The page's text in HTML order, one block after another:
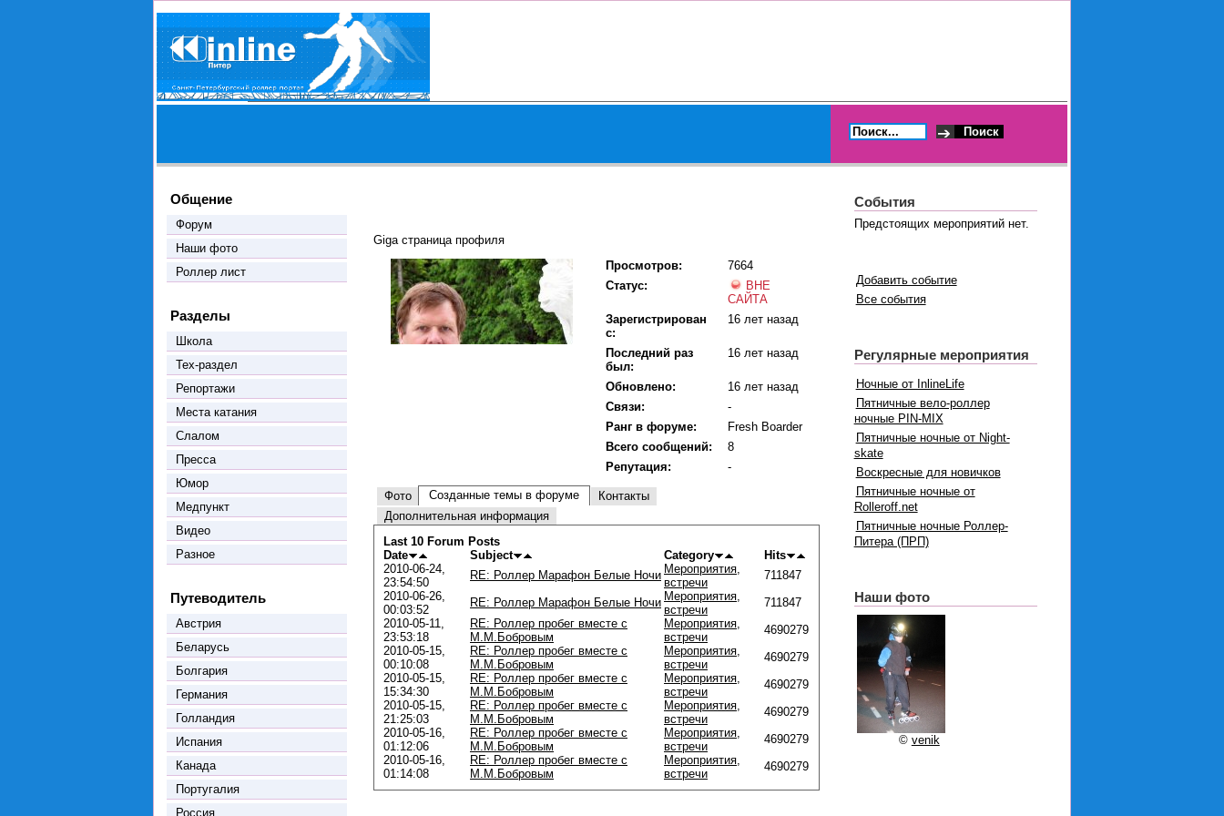
Общение
Форум
Наши фото
Роллер лист
Разделы
Школа
Тех-раздел
Репортажи
Места катания
Слалом
Пресса
Юмор
Медпункт
Видео
Разное
Путеводитель
Австрия
Беларусь
Болгария
Германия
Голландия
Испания
Канада
Португалия
Россия
Giga страница профиля
Просмотров:
7664
Статус:
ВНЕ
САЙТА
Зарегистрирован
с:
16 лет назад
Последний раз
был:
16 лет назад
Обновлено:
16 лет назад
Связи:
-
Ранг в форуме:
Fresh Boarder
Всего сообщений:
8
Репутация:
-
Фото Созданные темы в форуме
Контакты
Дополнительная информация
Last 10 Forum Posts
Date
Subject Category
Hits
2010-06-24,
23:54:50
RE: Роллер Марафон Белые Ночи Мероприятия,
встречи
711847
2010-06-26,
00:03:52
RE: Роллер Марафон Белые Ночи Мероприятия,
встречи
711847
2010-05-11,
23:53:18
RE: Роллер пробег вместе с
М.М.Бобровым
Мероприятия,
встречи
4690279
2010-05-15,
00:10:08
RE: Роллер пробег вместе с
М.М.Бобровым
Мероприятия,
встречи
4690279
2010-05-15,
15:34:30
RE: Роллер пробег вместе с
М.М.Бобровым
Мероприятия,
встречи
4690279
2010-05-15,
21:25:03
RE: Роллер пробег вместе с
М.М.Бобровым
Мероприятия,
встречи
4690279
2010-05-16,
01:12:06
RE: Роллер пробег вместе с
М.М.Бобровым
Мероприятия,
встречи
4690279
2010-05-16,
01:14:08
RE: Роллер пробег вместе с
М.М.Бобровым
Мероприятия,
встречи
4690279
События
Предстоящих мероприятий нет.
Добавить событие
Все события
Регулярные мероприятия
Ночные от InlineLife
Пятничные вело-роллер
ночные PIN-MIX
Пятничные ночные от Night-
skate
Воскресные для новичков
Пятничные ночные от
Rolleroff.net
Пятничные ночные Роллер-
Питера (ПРП)
Наши фото
© venik